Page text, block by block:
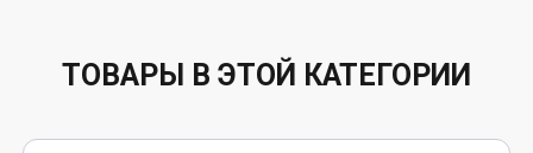
ТОВАРЫ В ЭТОЙ КАТЕГОРИИ